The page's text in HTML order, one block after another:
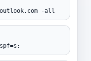
-all